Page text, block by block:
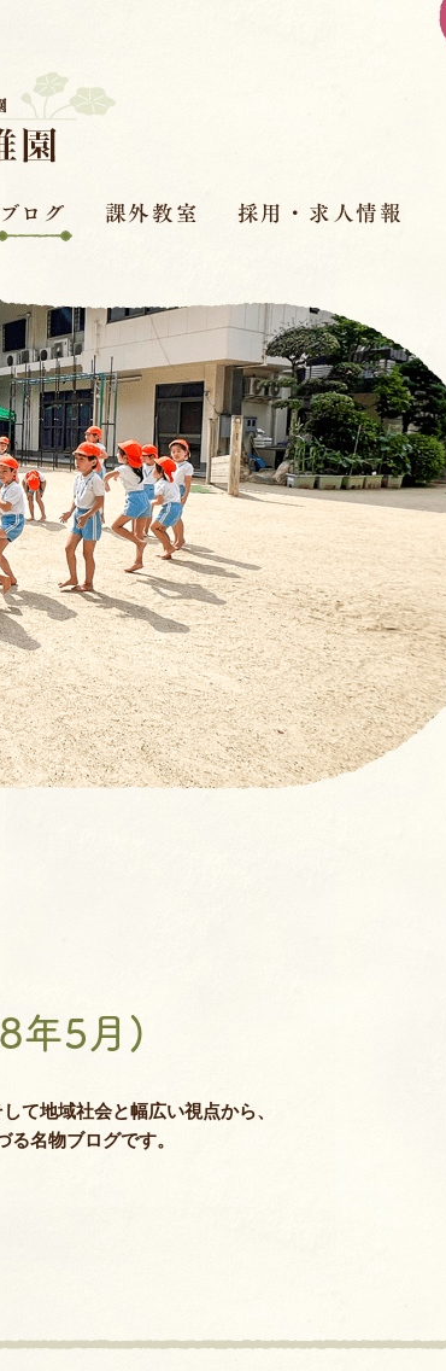
ブログ
ダイアリー
色赤光
課外教室
キンダースクール
体操教室
ピアノ教室
バイオリン教室
バレエ教室
空手教室
書道教室
ロボット教室
キッズモーション
採用・求人情報
パドマで働く、１０の魅力
人材育成
先輩の先生のインタビュー
スペシャル座談会
【NEW！】募集要項：新卒採
用 (2027年度)・中途採用(随
時)の流れ
奨学⾦返済⽀援制度とは
よくあるご質問
年5月)
て地域社会と幅広い視点から、
名物ブログです。